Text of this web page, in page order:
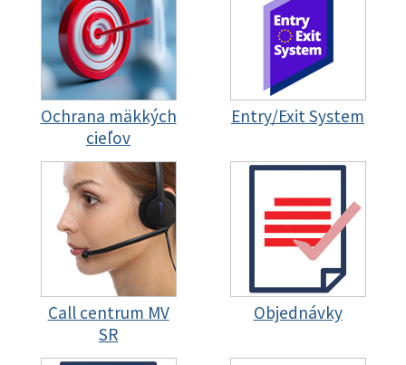
Ochrana mäkkých
cieľov
Entry/Exit System
Call centrum MV
SR
Objednávky